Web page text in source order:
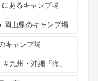
あるキャンプ場
岡山県のキャンプ場
キャンプ場
＃九州・沖縄「海」